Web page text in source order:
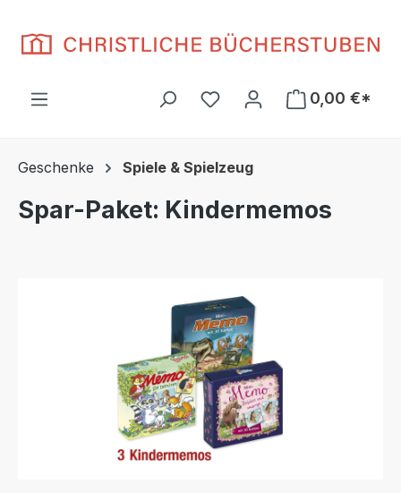
Du hast 0 Produkte auf
0,00 €*
Geschenke Spiele & Spielzeug
Spar-Paket: Kindermemos